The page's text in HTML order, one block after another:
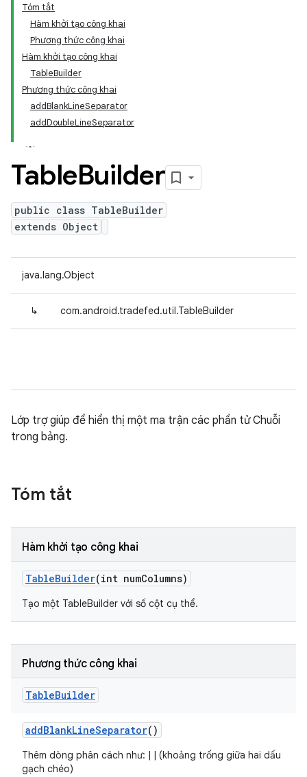
Tóm tắt
Hàm khởi tạo công khai
Phương thức công khai
Hàm khởi tạo công khai
TableBuilder
Phương thức công khai
addBlankLineSeparator
addDoubleLineSeparator
TableBuilder
public class TableBuilder
extends Object
java.lang.Object
↳ com.android.tradefed.util.TableBuilder
Lớp trợ giúp để hiển thị một ma trận các phần tử Chuỗi
trong bảng.
Tóm tắt
Hàm khởi tạo công khai
TableBuilder(int numColumns)
Tạo một TableBuilder với số cột cụ thể.
Phương thức công khai
TableBuilder
addBlankLineSeparator()
Thêm dòng phân cách như: | | (khoảng trống giữa hai dấu
gạch chéo)